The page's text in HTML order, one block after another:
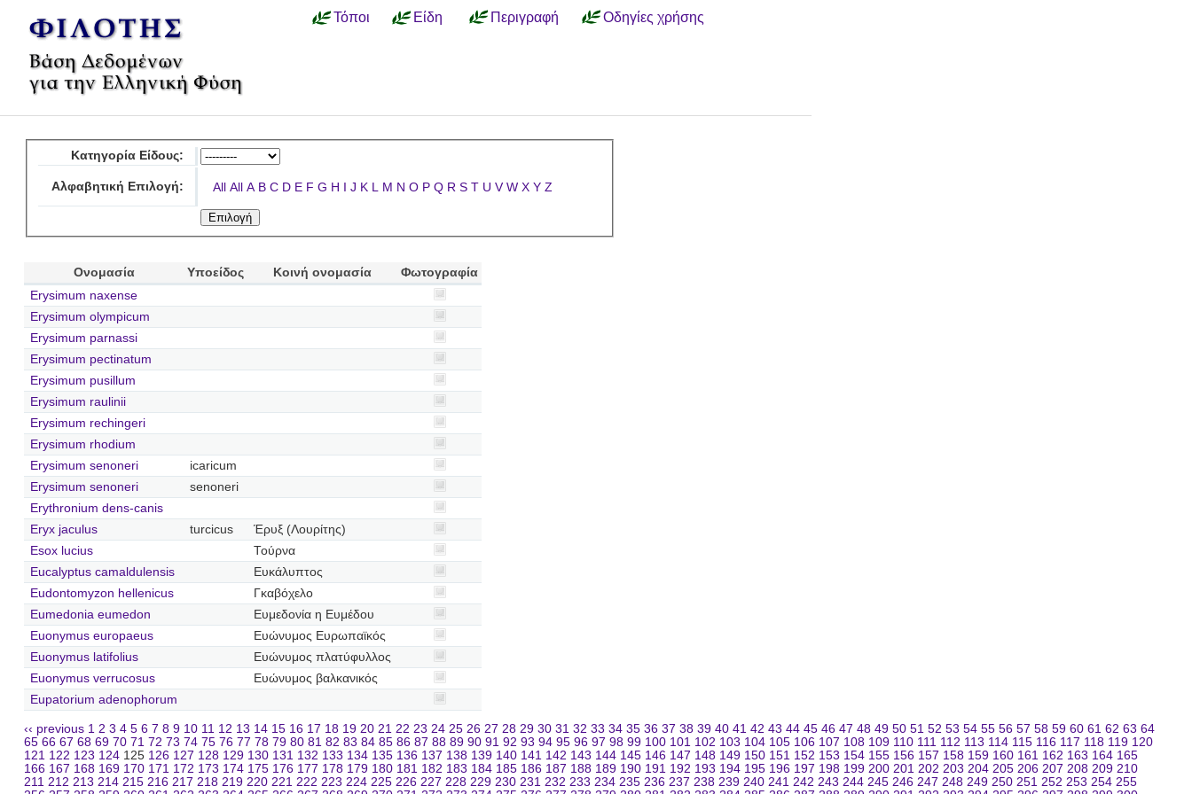
Τόποι Είδη Περιγραφή Οδηγίες χρήσης
Κατηγορία Είδους:
Αλφαβητική Επιλογή: All All A B C D E F G H I J K L M N O P Q R S T U V W X Y Z
Ονομασία Υποείδος Κοινή ονομασία
Φωτογραφία
Erysimum naxense
Erysimum olympicum
Erysimum parnassi
Erysimum pectinatum
Erysimum pusillum
Erysimum raulinii
Erysimum rechingeri
Erysimum rhodium
Erysimum senoneri
icaricum
Erysimum senoneri
senoneri
Erythronium dens-canis
Eryx jaculus
turcicus
Έρυξ (Λουρίτης)
Esox lucius
Τούρνα
Eucalyptus camaldulensis
Ευκάλυπτος
Eudontomyzon hellenicus
Γκαβόχελο
Eumedonia eumedon
Ευμεδονία η Ευμέδου
Euonymus europaeus
Ευώνυμος Ευρωπαϊκός
Euonymus latifolius
Ευώνυμος πλατύφυλλος
Euonymus verrucosus
Ευώνυμος βαλκανικός
Eupatorium adenophorum
‹‹ previous 1 2 3 4 5 6 7 8 9 10 11 12 13 14 15 16 17 18 19 20 21 22 23 24 25 26 27 28 29 30 31 32 33 34 35 36 37 38 39 40 41 42 43 44 45 46 47 48 49 50 51 52 53 54 55 56 57 58 59 60 61 62 63 64
65 66 67 68 69 70 71 72 73 74 75 76 77 78 79 80 81 82 83 84 85 86 87 88 89 90 91 92 93 94 95 96 97 98 99 100 101 102 103 104 105 106 107 108 109 110 111 112 113 114 115 116 117 118 119 120
121 122 123 124 125 126 127 128 129 130 131 132 133 134 135 136 137 138 139 140 141 142 143 144 145 146 147 148 149 150 151 152 153 154 155 156 157 158 159 160 161 162 163 164 165
166 167 168 169 170 171 172 173 174 175 176 177 178 179 180 181 182 183 184 185 186 187 188 189 190 191 192 193 194 195 196 197 198 199 200 201 202 203 204 205 206 207 208 209 210
211 212 213 214 215 216 217 218 219 220 221 222 223 224 225 226 227 228 229 230 231 232 233 234 235 236 237 238 239 240 241 242 243 244 245 246 247 248 249 250 251 252 253 254 255